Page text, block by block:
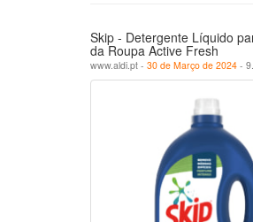
Skip - Detergente Líquido
da Roupa Active Fresh
www.aldi.pt - 30 de Março de 2024 -